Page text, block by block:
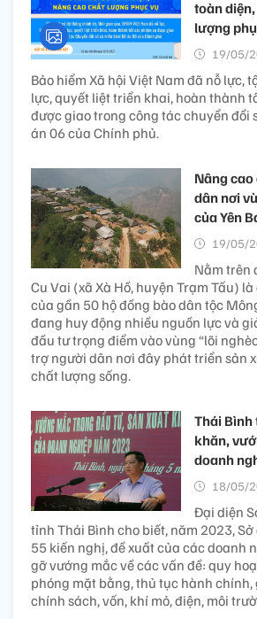
toàn
lượng
19/05/
Bảo hiểm Xã hội Việt Nam đã nỗ lực,
lực, quyết liệt triển khai, hoàn thành
được giao trong công tác chuyển đổi
án 06 của Chính phủ.
Nâng
dân nơi
của Yên
19/05/
Nằm trên
Cu Vai (xã Xà Hồ, huyện Trạm Tấu)
của gần 50 hộ đồng bào dân tộc
đang huy động nhiều nguồn lực và
đầu tư trọng điểm vào vùng “lõi
trợ người dân nơi đây phát triển sản
chất lượng sống.
Thái Bình
khăn,
doanh
18/05/
Đại diện
tỉnh Thái Bình cho biết, năm 2023,
55 kiến nghị, đề xuất của các doanh
gỡ vướng mắc về các vấn đề: quy
phóng mặt bằng, thủ tục hành chính,
chính sách, vốn, khí mỏ, điện, môi